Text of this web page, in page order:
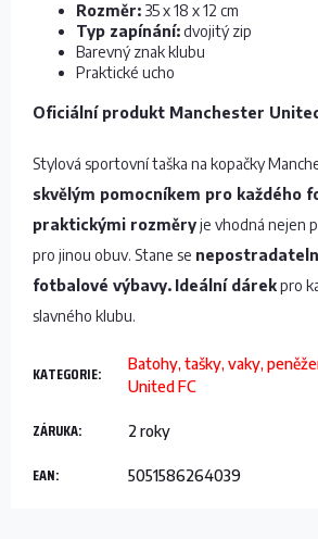
Rozměr: 35 x 18 x 12 cm
Typ zapínání:dvojitý zip
Barevný znak klubu
Praktické ucho
Oficiální produkt Manchester
Stylová sportovní taška na kopačky
skvělým pomocníkem pro každého
praktickými rozměryje vhodná nejen
pro jinou obuv. Stane se
fotbalové výbavy. Ideální dárekpro
slavného klubu.
KATEGORIE:
Batohy, tašky, vaky,
United FC
ZÁRUKA: 2 roky
EAN: 5051586264039